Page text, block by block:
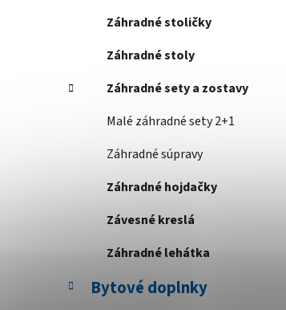
Záhradné stoličky
Záhradné stoly
Záhradné sety a zostavy
Malé záhradné sety 2+1
Záhradné súpravy
Záhradné hojdačky
Závesné kreslá
Záhradné lehátka
Bytové doplnky